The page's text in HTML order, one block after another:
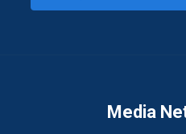
Media